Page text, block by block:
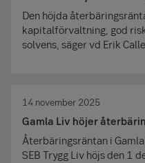
Den höjda
kapitalförvaltning, god
solvens, säger vd Erik
14 november 2025
Gamla Liv höjer
Återbäringsräntan i
SEB Trygg Liv höjs den 1